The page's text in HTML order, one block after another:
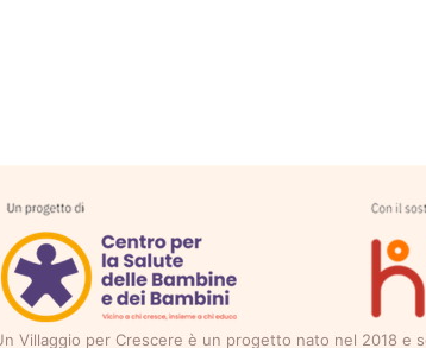
per Crescere è un progetto nato nel 2018 e